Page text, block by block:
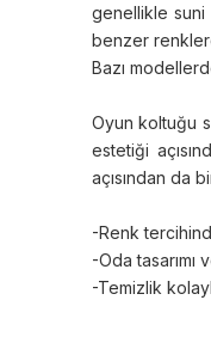
genellikle suni
benzer
Bazı
Oyun koltuğu
estetiği
açısından da
-Renk
-Oda tasarımı
-Temizlik